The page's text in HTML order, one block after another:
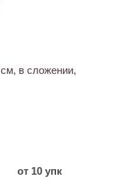
в сложении,
от 10 упк